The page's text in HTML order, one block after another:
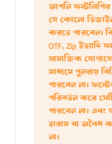
আপনি ফন্টলিপির
যে কোনো
করতে পারবেন।
OTF, Zip ইত্যাদি
সামাজিক
মাধ্যমে পুনরায়
পারবেন না।
পরিবর্তন করে
পারবেন না।
হারাম বা অবৈধ
না।